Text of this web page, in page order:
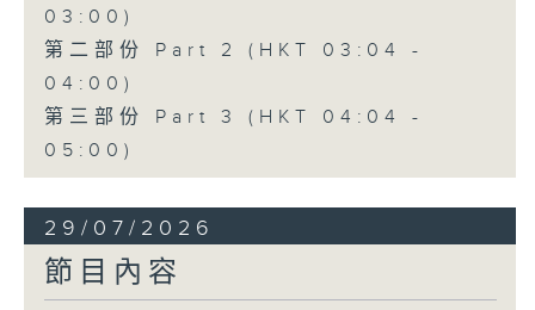
03:00)
第二部份 Part 2 (HKT 03:04 -
04:00)
第三部份 Part 3 (HKT 04:04 -
05:00)
29/07/2026
節目內容